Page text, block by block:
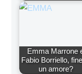
Emma Marrone
Fabio Borriello,
un amore?